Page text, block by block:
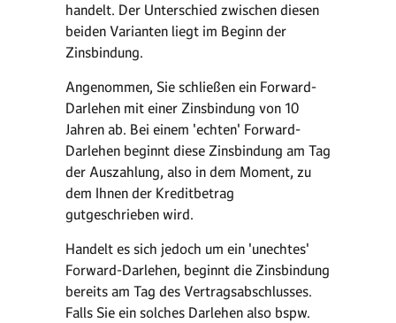
handelt. Der Unterschied zwischen diesen
beiden Varianten liegt im Beginn der
Zinsbindung.
Angenommen, Sie schließen ein Forward-
Darlehen mit einer Zinsbindung von 10
Jahren ab. Bei einem 'echten' Forward-
Darlehen beginnt diese Zinsbindung am Tag
der Auszahlung, also in dem Moment, zu
dem Ihnen der Kreditbetrag
gutgeschrieben wird.
Handelt es sich jedoch um ein 'unechtes'
Forward-Darlehen, beginnt die Zinsbindung
bereits am Tag des Vertragsabschlusses.
Falls Sie ein solches Darlehen also bspw.